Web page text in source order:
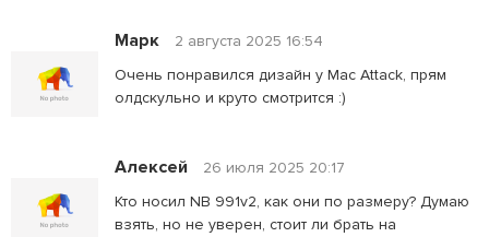
Марк
2 августа 2025 16:54
Очень понравился дизайн у Mac Attack, прям
олдскульно и круто смотрится :)
Алексей
26 июля 2025 20:17
Кто носил NB 991v2, как они по размеру? Думаю
взять, но не уверен, стоит ли брать на